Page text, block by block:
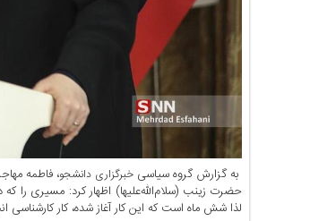
به گزارش گروه سیاسیخبرگزاری دانشجو، فاطمه
حضرت زینب (سلام‌الله‌علیها) اظهار کرد: مسیری را
لذا شش ماه است که این کار آغاز شده، کار